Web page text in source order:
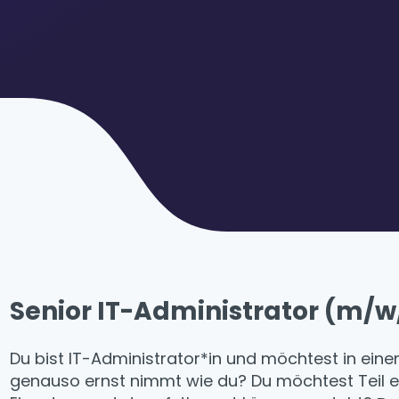
Senior IT-Administrator (m/
Du bist IT-Administrator*in und möchtest in
genauso ernst nimmt wie du? Du möchtest Teil